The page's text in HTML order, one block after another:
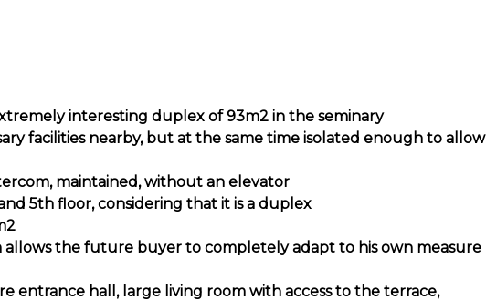
interesting duplex of 93m2 in the seminary
facilities nearby, but at the same time isolated enough to allow
maintained, without an elevator
5th floor, considering that it is a duplex
the future buyer to completely adapt to his own measure
entrance hall, large living room with access to the terrace,